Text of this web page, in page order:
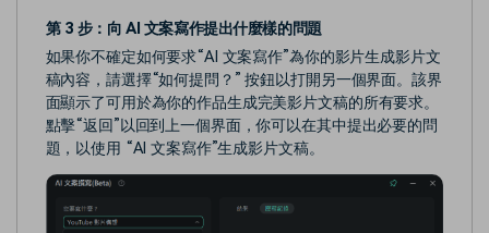
第 3 步：向 AI 文案寫作提出什麼樣的問題
如果你不確定如何要求“AI 文案寫作”為你的影片生成影片文
稿內容，請選擇“如何提問？” 按鈕以打開另一個界面。該界
面顯示了可用於為你的作品生成完美影片文稿的所有要求。
點擊“返回”以回到上一個界面，你可以在其中提出必要的問
題，以使用 “AI 文案寫作”生成影片文稿。